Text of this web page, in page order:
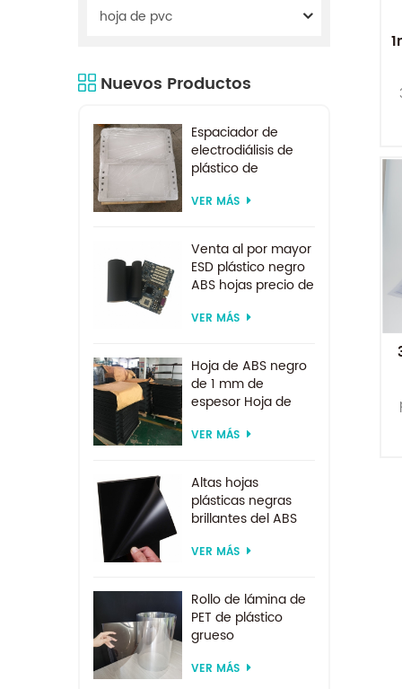
hoja de pvc
Nuevos Productos
Espaciador de
electrodiálisis de
plástico de
fábrica por encargo
electrodiálisis
VER MÁS
Venta al por mayor
ESD plástico negro
ABS hojas precio de
termoformado
VER MÁS
Hoja de ABS negro
de 1 mm de
espesor Hoja de
VER MÁS
Altas hojas
plásticas negras
brillantes del ABS
formación al vacío
VER MÁS
Rollo de lámina de
PET de plástico
grueso
transparente rígido
VER MÁS